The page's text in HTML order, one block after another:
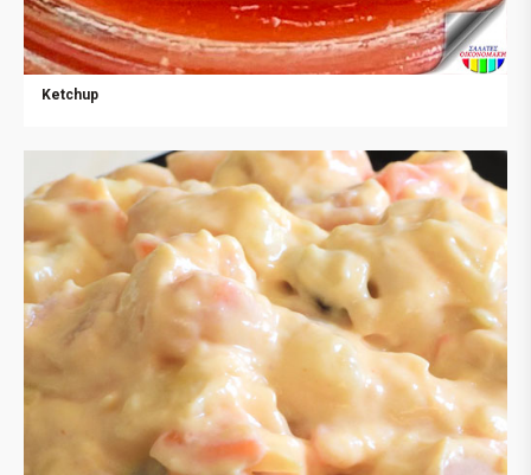
Ketchup